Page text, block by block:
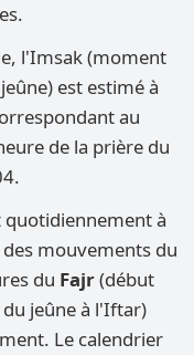
l'Imsak (moment
est estimé à
au
de la prière du
quotidiennement à
mouvements du
du Fajr(début
jeûne à l'Iftar)
Le calendrier